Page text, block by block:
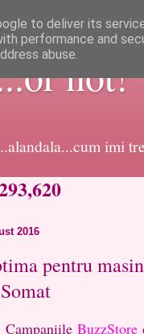
not!
imi
2016
pentru
BuzzStore
to deliver its
performance and
abuse.